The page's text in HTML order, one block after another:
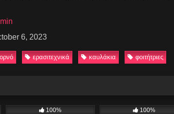
6, 2023
ερασιτεχνικά καυλάκια φοιτήτριες
100%
100%